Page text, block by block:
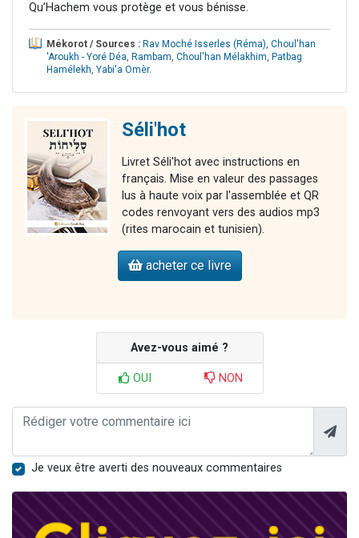
Qu’Hachem vous protège et vous bénisse.
Mékorot / Sources : Rav Moché Isserles (Réma), Choul'han
'Aroukh - Yoré Déa, Rambam, Choul'han Mélakhim, Patbag
Hamélekh, Yabi'a Omèr.
Séli'hot
Livret Séli'hot avec instructions en
français. Mise en valeur des passages
lus à haute voix par l'assemblée et QR
codes renvoyant vers des audios mp3
(rites marocain et tunisien).
acheter ce livre
Avez-vous aimé ?
OUI NON
Je veux être averti des nouveaux commentaires